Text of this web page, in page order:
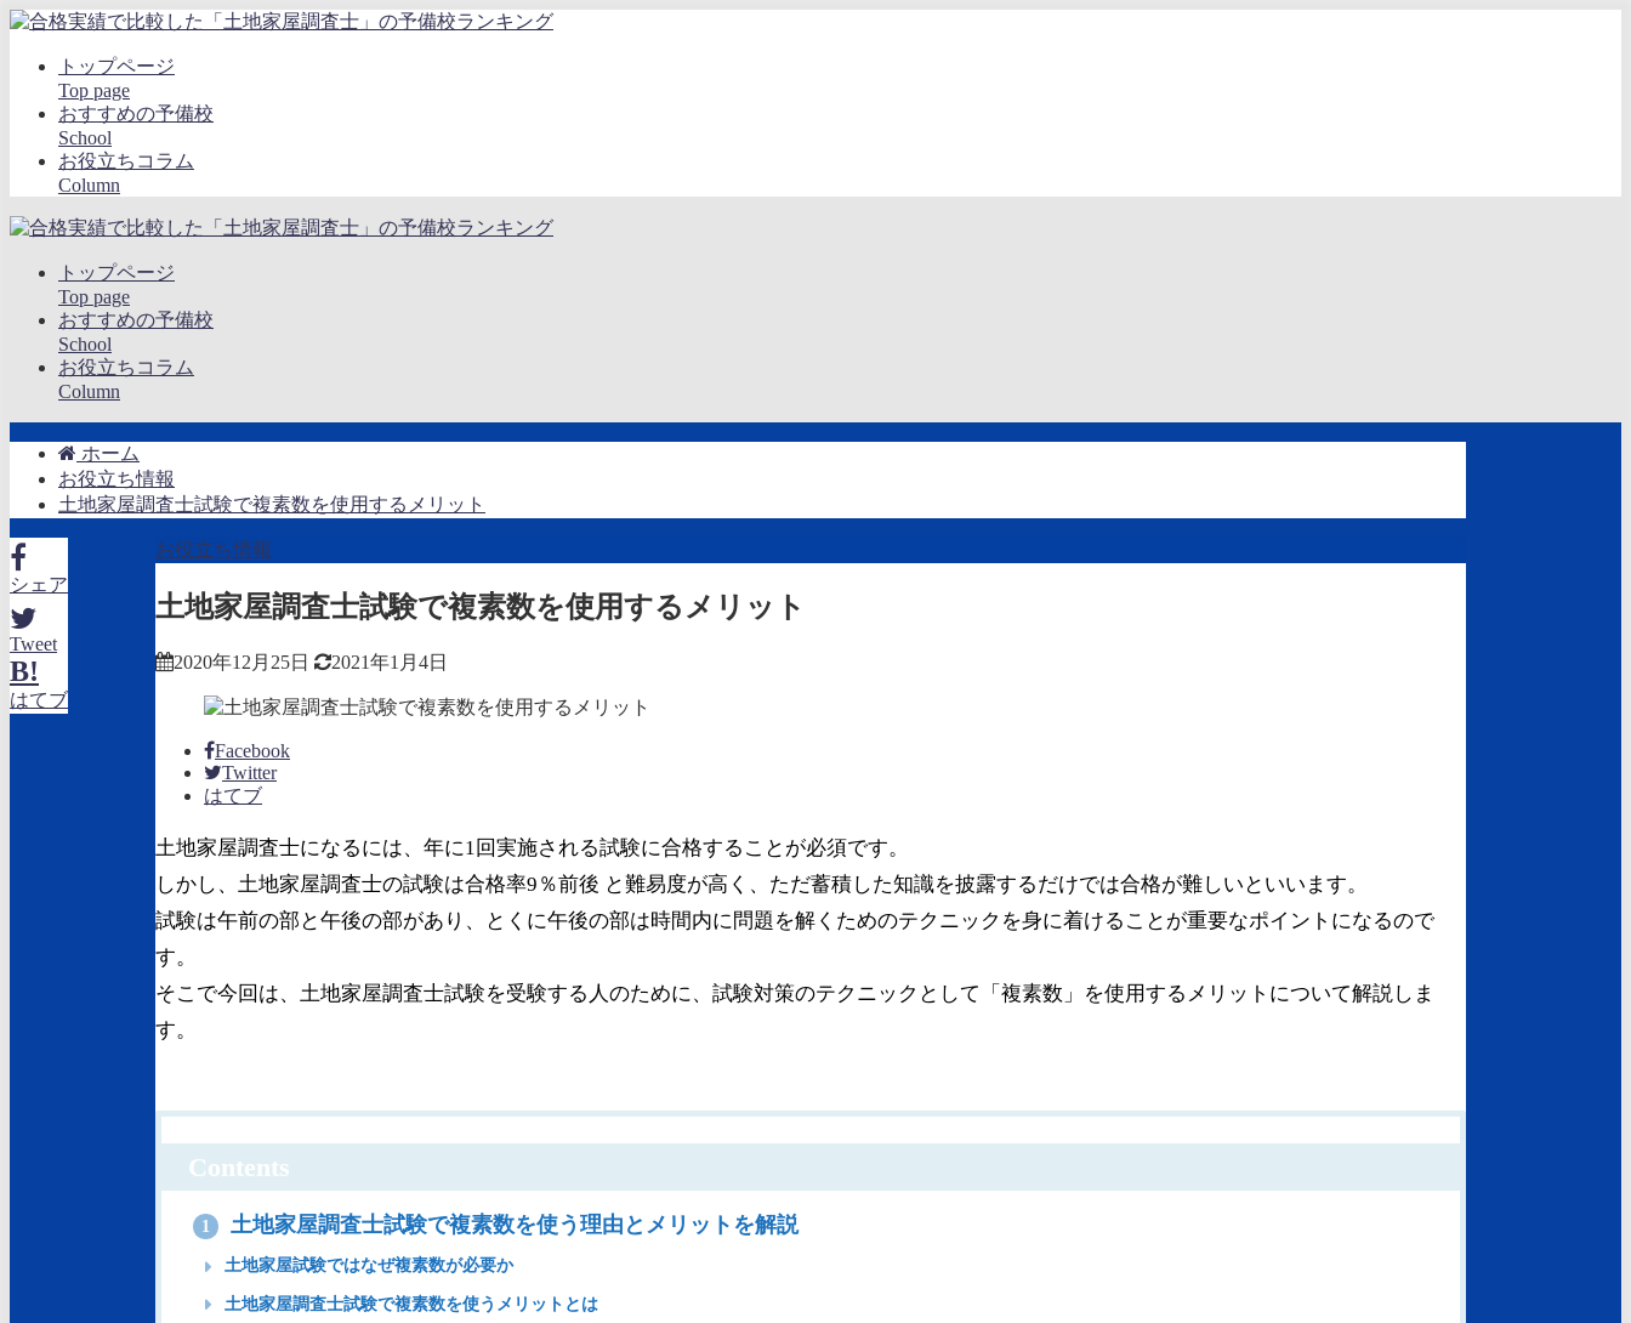
トップページ
Top page
おすすめの予備校
School
お役立ちコラム
Column
トップページ
Top page
おすすめの予備校
School
お役立ちコラム
Column
ホーム
お役立ち情報
土地家屋調査士試験で複素数を使用するメリット
シェア
Tweet
B!
はてブ
お役立ち情報
土地家屋調査士試験で複素数を使用するメリット
2020年12月25日 2021年1月4日
Facebook
Twitter
はてブ
土地家屋調査士になるには、年に1回実施される試験に合格することが必須です。
しかし、土地家屋調査士の試験は合格率9％前後 と難易度が高く、ただ蓄積した知識を披露するだけでは合格が難しいといいます。
試験は午前の部と午後の部があり、とくに午後の部は時間内に問題を解くためのテクニックを身に着けることが重要なポイントになるので
す。
そこで今回は、土地家屋調査士試験を受験する人のために、試験対策のテクニックとして「複素数」を使用するメリットについて解説しま
す。
Contents
1 土地家屋調査士試験で複素数を使う理由とメリットを解説
土地家屋試験ではなぜ複素数が必要か
土地家屋調査士試験で複素数を使うメリットとは